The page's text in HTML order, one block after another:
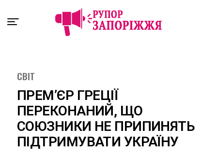
СВІТ
ПРЕМ’ЄР ГРЕЦІЇ
ПЕРЕКОНАНИЙ, ЩО
СОЮЗНИКИ НЕ ПРИПИНЯТЬ
ПІДТРИМУВАТИ УКРАЇНУ
Exit mobile version